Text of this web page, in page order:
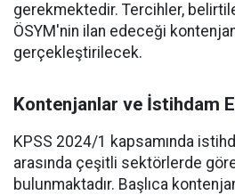
gerekmektedir. Tercihler,
ÖSYM'nin ilan edeceği
gerçekleştirilecek.
Kontenjanlar ve İstihdam
KPSS 2024/1 kapsamında
arasında çeşitli sektörlerde
bulunmaktadır. Başlıca